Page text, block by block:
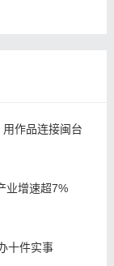
作品连接闽台
业增速超7%
十件实事